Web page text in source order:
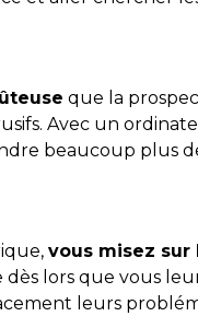
que la
Avec un
beaucoup plus
vous misez
lors que vous
leurs